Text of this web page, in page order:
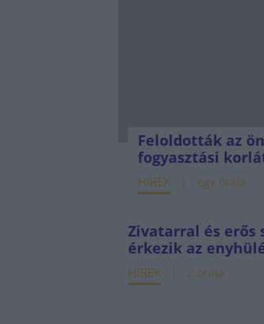
Feloldották az
fogyasztási
HÍREK egy órája
Zivatarral és erős
érkezik az
HÍREK 2 órája